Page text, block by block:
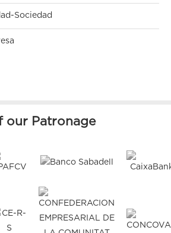
Sociedad
our Patronage